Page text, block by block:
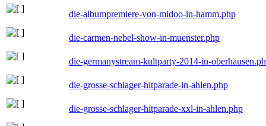
die-albumpremiere-von-midoo-in-hamm.php
die-carmen-nebel-show-in-muenster.php
die-germanystream-kultparty-2014-in-
die-grosse-schlager-hitparade-in-ahlen.php
die-grosse-schlager-hitparade-xxl-in-ahlen.php